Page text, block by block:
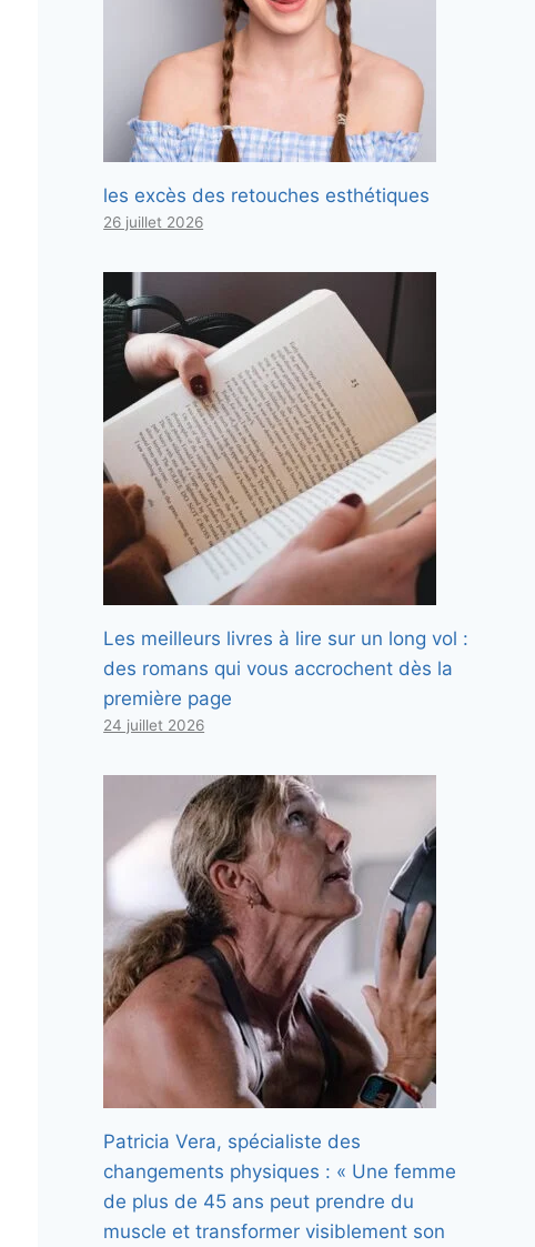
les excès des retouches esthétiques
26 juillet 2026
Les meilleurs livres à lire sur un long vol :
des romans qui vous accrochent dès la
première page
24 juillet 2026
Patricia Vera, spécialiste des
changements physiques : « Une femme
de plus de 45 ans peut prendre du
muscle et transformer visiblement son